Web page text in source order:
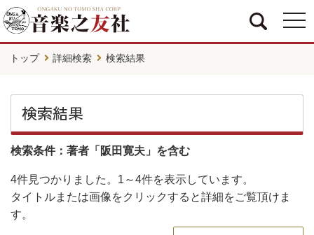
トップ 詳細検索 検索結果
検索結果
検索条件：著者「阪田寛夫」を含む
4件見つかりました。 1～4件を表示しています。
タイトルまたは画像をクリックすると詳細をご覧頂けま
す。